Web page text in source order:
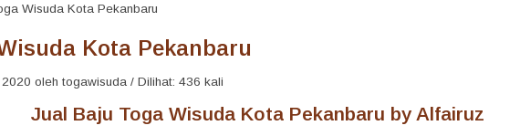
Wisuda Kota Pekanbaru
Kota Pekanbaru
oleh togawisuda / Dilihat: 436 kali
Jual Baju Toga Wisuda Kota Pekanbaru by Alfairuz